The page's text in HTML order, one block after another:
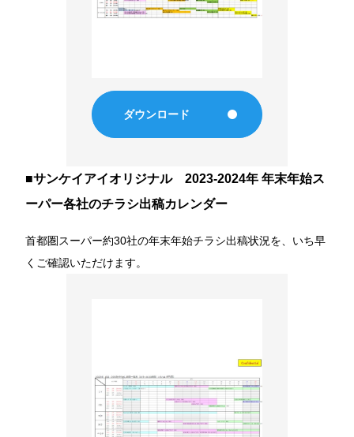
コンプライアンス
健康優良企業（銀）
事業継続力強化計画
Recruit
経験者募集要項
エントリーフォーム
ダウンロード
■サンケイアイオリジナル 2023-2024年 年末年始ス
ーパー各社のチラシ出稿カレンダー
首都圏スーパー約30社の年末年始チラシ出稿状況を、いち早
くご確認いただけます。